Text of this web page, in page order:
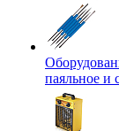
паяльное и